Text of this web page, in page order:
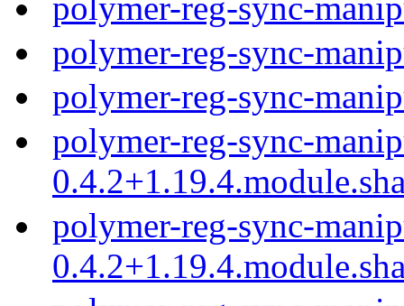
polymer-reg-sync-
polymer-reg-sync-
polymer-reg-sync-
polymer-reg-sync-